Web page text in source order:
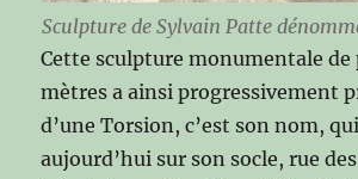
Sculpture de Sylvain Patte
Cette sculpture monumentale de
mètres a ainsi progressivement
d’une Torsion, c’est son nom,
aujourd’hui sur son socle, rue